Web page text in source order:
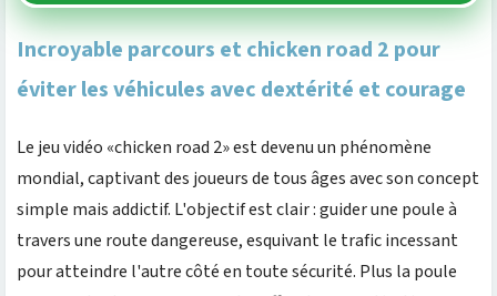
Incroyable parcours et chicken road 2 pour
éviter les véhicules avec dextérité et courage
Le jeu vidéo «chicken road 2» est devenu un phénomène
mondial, captivant des joueurs de tous âges avec son concept
simple mais addictif. L'objectif est clair : guider une poule à
travers une route dangereuse, esquivant le trafic incessant
pour atteindre l'autre côté en toute sécurité. Plus la poule